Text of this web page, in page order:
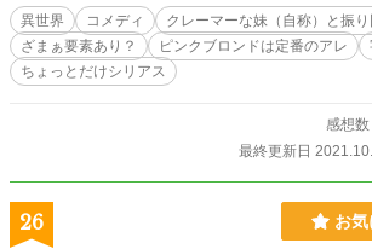
(略)』の２９年後、 『王宮勤めにも色々ありまして』
のモラトリアム』の１７年後の話になります。 上記と
でも話は分かるとは思いますが、知っているとなお面白いかと。
掴んだ姫は笑わない～見ていいのは俺だけだから！～
異世界 コメディ クレーマーな妹（自称）と振
ざまぁ要素あり？
ピンクブロンドは定番のアレ
ちょっとだけシリアス
感想数
最終更新日
26 お